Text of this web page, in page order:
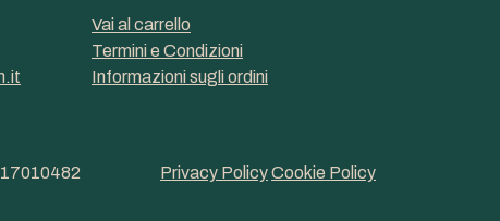
Vai al carrello
Termini e Condizioni
Informazioni sugli ordini
Privacy PolicyCookie Policy